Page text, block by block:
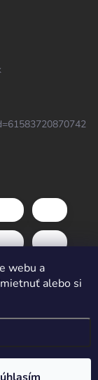
webu a
alebo si